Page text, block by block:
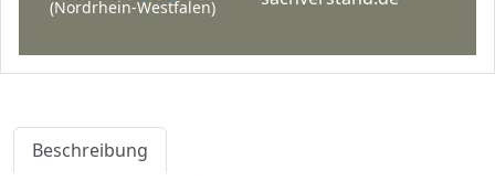
(Nordrhein-Westfalen)
Beschreibung